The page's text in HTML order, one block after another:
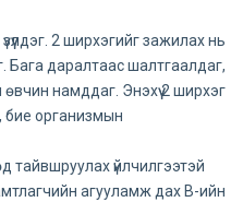
2 ширхэгийг зажилах нь
Бага даралтаас шалтгаалдаг,
намддаг. Энэхүү 2 ширхэг
бие организмын
тайвшруулах үйлчилгээтэй
амтлагчийн агууламж дах В-ийн